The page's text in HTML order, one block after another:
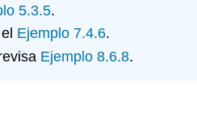
5.3.5.
Ejemplo 7.4.6.
Ejemplo 8.6.8.